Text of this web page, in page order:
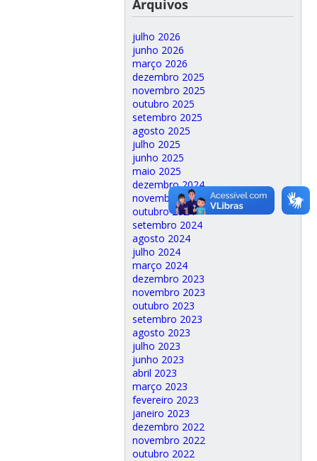
Arquivos
julho 2026
junho 2026
março 2026
dezembro 2025
novembro 2025
outubro 2025
setembro 2025
agosto 2025
julho 2025
junho 2025
maio 2025
dezembro 2024
novembro 2024
outubro 2024
setembro 2024
agosto 2024
julho 2024
março 2024
dezembro 2023
novembro 2023
outubro 2023
setembro 2023
agosto 2023
julho 2023
junho 2023
abril 2023
março 2023
fevereiro 2023
janeiro 2023
dezembro 2022
novembro 2022
outubro 2022